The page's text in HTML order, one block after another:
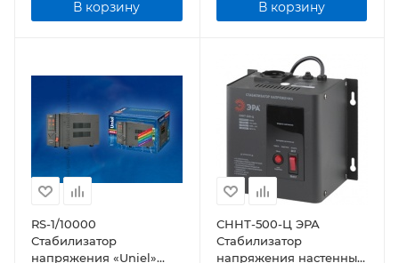
В корзину В корзину
RS-1/10000
Стабилизатор
напряжения «Uniel»
СННТ-500-Ц ЭРА
Стабилизатор
напряжения настенный,